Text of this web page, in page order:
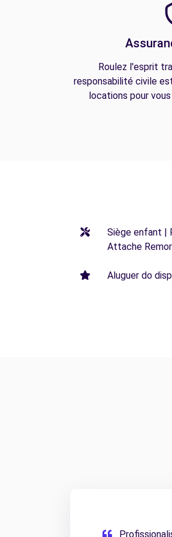
Roulez l'esprit
responsabilité civile
locations pour vous
Siège enfant |
Attache
Aluguer do